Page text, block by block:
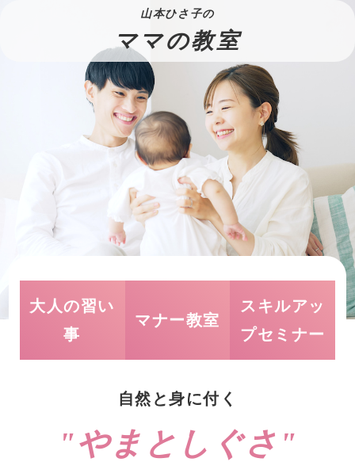
山本ひさ子の
ママの教室
大人の習い
事
マナー教室
スキルアッ
プセミナー
自然と身に付く
"やまとしぐさ"